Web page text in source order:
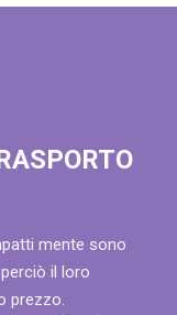
mente sono
il loro
prezzo.